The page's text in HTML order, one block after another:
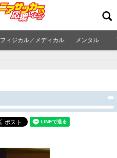
フィジカル／メディカル メンタル